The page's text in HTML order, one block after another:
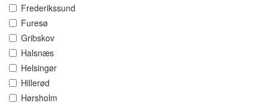
Frederikssund
Furesø
Gribskov
Halsnæs
Helsingør
Hillerød
Hørsholm